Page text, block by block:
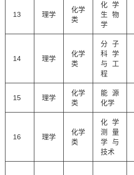
13 理学
化学
类
化学
生物
学
14 理学
化学
类
分子
科学
与工
程
15 理学
化学
类
能源
化学
16 理学
化学
类
化学
测量
学与
技术